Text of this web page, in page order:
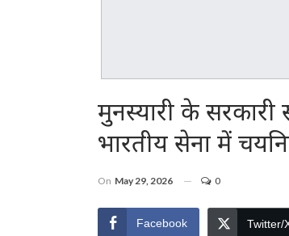
मुनस्यारी के
भारतीय सेना में
On May 29, 2026 0
Facebook Twitter/